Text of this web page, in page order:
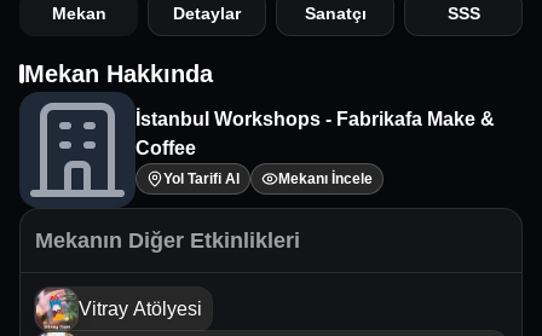
Mekan Detaylar Sanatçı SSS
Mekan Hakkında
İstanbul Workshops - Fabrikafa Make &
Coffee
Yol Tarifi Al Mekanı İncele
Mekanın Diğer Etkinlikleri
Vitray Atölyesi